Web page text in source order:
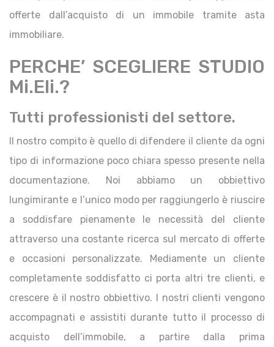
offerte dall’acquisto di un immobile tramite asta
immobiliare.
PERCHE’ SCEGLIERE STUDIO
Mi.Eli.?
Tutti professionisti del settore.
Il nostro compito è quello di difendere il cliente da ogni
tipo di informazione poco chiara spesso presente nella
documentazione. Noi abbiamo un obbiettivo
lungimirante e l’unico modo per raggiungerlo è riuscire
a soddisfare pienamente le necessità del cliente
attraverso una costante ricerca sul mercato di offerte
e occasioni personalizzate. Mediamente un cliente
completamente soddisfatto ci porta altri tre clienti, e
crescere è il nostro obbiettivo. I nostri clienti vengono
accompagnati e assistiti durante tutto il processo di
acquisto dell’immobile, a partire dalla prima